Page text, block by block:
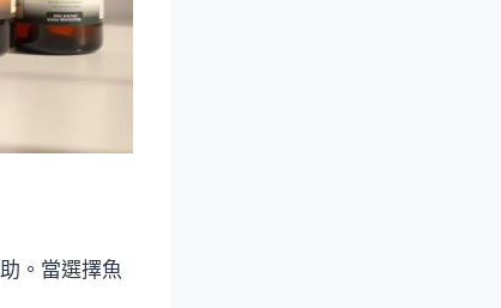
。當選擇魚